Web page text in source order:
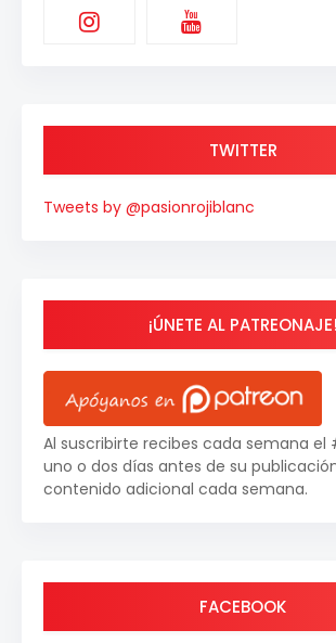
TWITTER
Tweets by @pasionrojiblanc
¡ÚNETE AL PATREONAJE!
Al suscribirte recibes cada semana el
uno o dos días antes de su
contenido adicional cada semana.
FACEBOOK